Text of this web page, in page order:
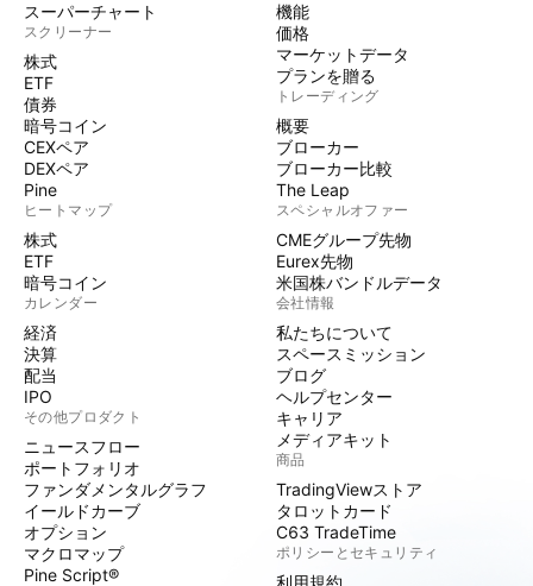
スーパーチャート
スクリーナー
株式
ETF
債券
暗号コイン
CEXペア
DEXペア
Pine
ヒートマップ
株式
ETF
暗号コイン
カレンダー
経済
決算
配当
IPO
その他プロダクト
ニュースフロー
ポートフォリオ
ファンダメンタルグラフ
イールドカーブ
オプション
マクロマップ
Pine Script®
機能
価格
マーケットデータ
プランを贈る
トレーディング
概要
ブローカー
ブローカー比較
The Leap
スペシャルオファー
CMEグループ先物
Eurex先物
米国株バンドルデータ
会社情報
私たちについて
スペースミッション
ブログ
ヘルプセンター
キャリア
メディアキット
商品
TradingViewストア
タロットカード
C63 TradeTime
ポリシーとセキュリティ
利用規約